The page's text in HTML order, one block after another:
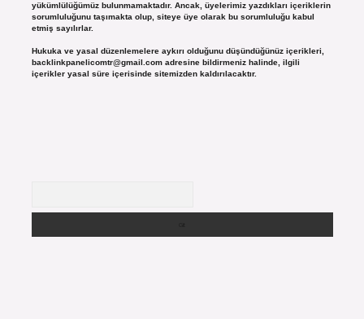
yükümlülüğümüz bulunmamaktadır. Ancak, üyelerimiz yazdıkları içeriklerin
sorumluluğunu taşımakta olup, siteye üye olarak bu sorumluluğu kabul
etmiş sayılırlar.
Hukuka ve yasal düzenlemelere aykırı olduğunu düşündüğünüz içerikleri,
backlinkpanelicomtr@gmail.comadresine bildirmeniz halinde, ilgili
içerikler yasal süre içerisinde sitemizden kaldırılacaktır.